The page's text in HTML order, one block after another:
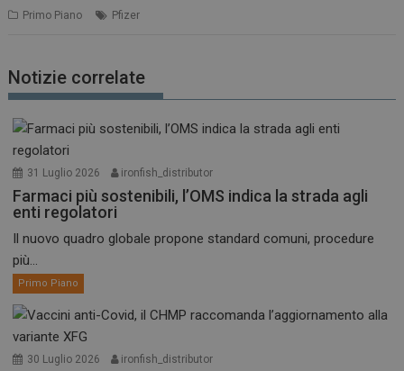
Primo Piano Pfizer
Notizie correlate
31 Luglio 2026 ironfish_distributor
Farmaci più sostenibili, l’OMS indica la strada agli
enti regolatori
Il nuovo quadro globale propone standard comuni, procedure
più...
Primo Piano
30 Luglio 2026 ironfish_distributor